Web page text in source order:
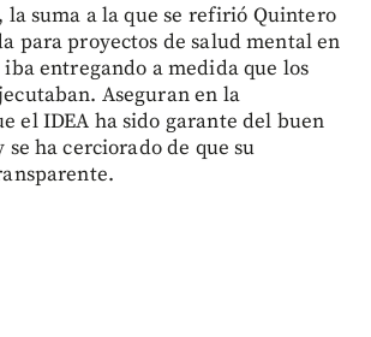
la suma a la que se refirió Quintero
para proyectos de salud mental en
entregando a medida que los
Aseguran en la
el IDEA ha sido garante del buen
ha cerciorado de que su